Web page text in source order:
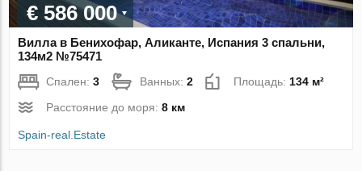
€ 586 000
Вилла в Бенихофар, Аликанте, Испания 3 спальни,
134м2 №75471
Спален:3 Ванных:2 Площадь:134 м²
Расстояние до моря:8 км
Spain-real.Estate